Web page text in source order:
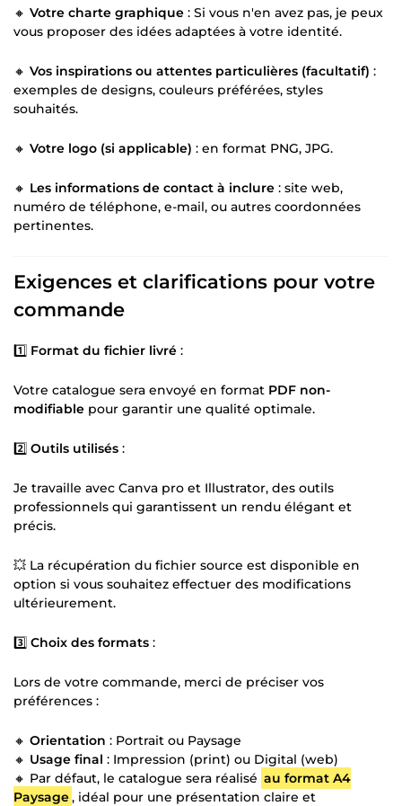
🔸 Votre charte graphique : Si vous n'en avez pas, je peux
vous proposer des idées adaptées à votre identité.
🔸 Vos inspirations ou attentes particulières (facultatif) :
exemples de designs, couleurs préférées, styles
souhaités.
🔸 Votre logo (si applicable) : en format PNG, JPG.
🔸 Les informations de contact à inclure : site web,
numéro de téléphone, e-mail, ou autres coordonnées
pertinentes.
Exigences et clarifications pour votre
commande
1️⃣ Format du fichier livré :
Votre catalogue sera envoyé en format PDF non-
modifiable pour garantir une qualité optimale.
2️⃣ Outils utilisés :
Je travaille avec Canva pro et Illustrator, des outils
professionnels qui garantissent un rendu élégant et
précis.
💥 La récupération du fichier source est disponible en
option si vous souhaitez effectuer des modifications
ultérieurement.
3️⃣ Choix des formats :
Lors de votre commande, merci de préciser vos
préférences :
🔸 Orientation : Portrait ou Paysage
🔸 Usage final : Impression (print) ou Digital (web)
🔸 Par défaut, le catalogue sera réalisé au format A4
Paysage, idéal pour une présentation claire et